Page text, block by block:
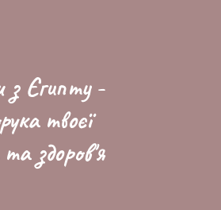
з Єгипту -
твоєї
здоров'я